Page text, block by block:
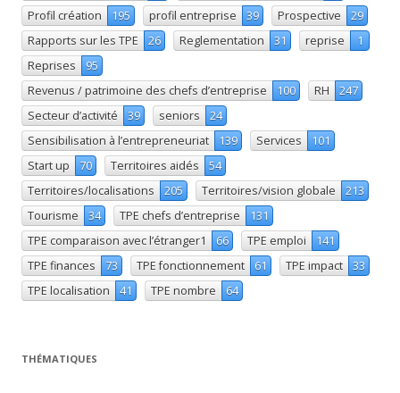
Profil création
195 profil entreprise 39 Prospective
29
Rapports sur les TPE
26 Reglementation 31 reprise
1
Reprises
95
Revenus / patrimoine des chefs d’entreprise
100 RH
247
Secteur d’activité
39 seniors
24
Sensibilisation à l’entrepreneuriat
139 Services
101
Start up
70 Territoires aidés
54
Territoires/localisations
205 Territoires/vision globale
213
Tourisme
34 TPE chefs d’entreprise
131
TPE comparaison avec l’étranger1
66 TPE emploi
141
TPE finances
73 TPE fonctionnement 61 TPE impact
33
TPE localisation
41 TPE nombre 64
THÉMATIQUES